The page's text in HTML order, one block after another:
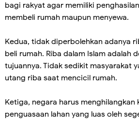
bagi rakyat agar memiliki
membeli rumah maupun menyewa.
Kedua, tidak diperbolehkan adanya
beli rumah. Riba dalam Islam adalah
tujuannya. Tidak sedikit masyarakat
utang riba saat mencicil rumah.
Ketiga, negara harus menghilangkan
penguasaan lahan yang luas oleh